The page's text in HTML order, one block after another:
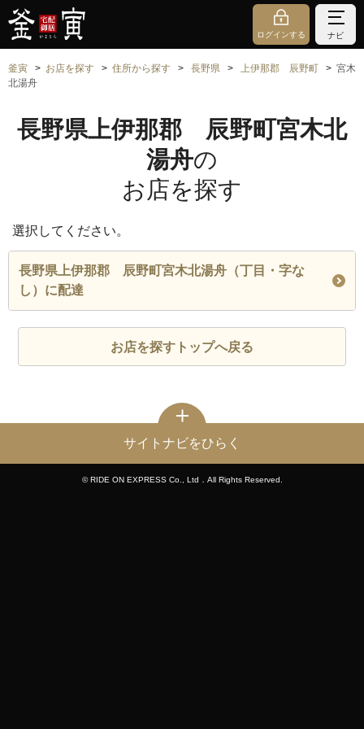
ログインする ナビ
釜寅 お店を探す 住所から探す 長野県 上伊那郡 辰野町
宮木
北湯舟
長野県上伊那郡 辰野町宮木北
湯舟の
お店を探す
選択してください。
長野県上伊那郡 辰野町宮木北湯舟（丁目・字な
し）に配達
お店を探すトップへ戻る
サイトナビをひらく
© RIDE ON EXPRESS Co., Ltd．All Rights Reserved.